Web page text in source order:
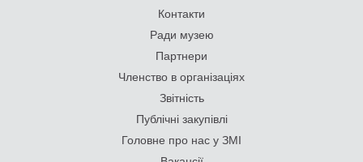
Контакти
Ради музею
Партнери
Членство в організаціях
Звітність
Публічні закупівлі
Головне про нас у ЗМІ